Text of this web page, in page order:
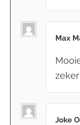
Max
Joke